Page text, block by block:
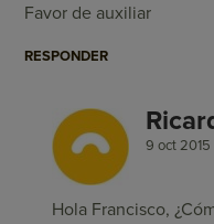
Favor de auxiliar
RESPONDER
9 oct 2015
Hola Francisco,